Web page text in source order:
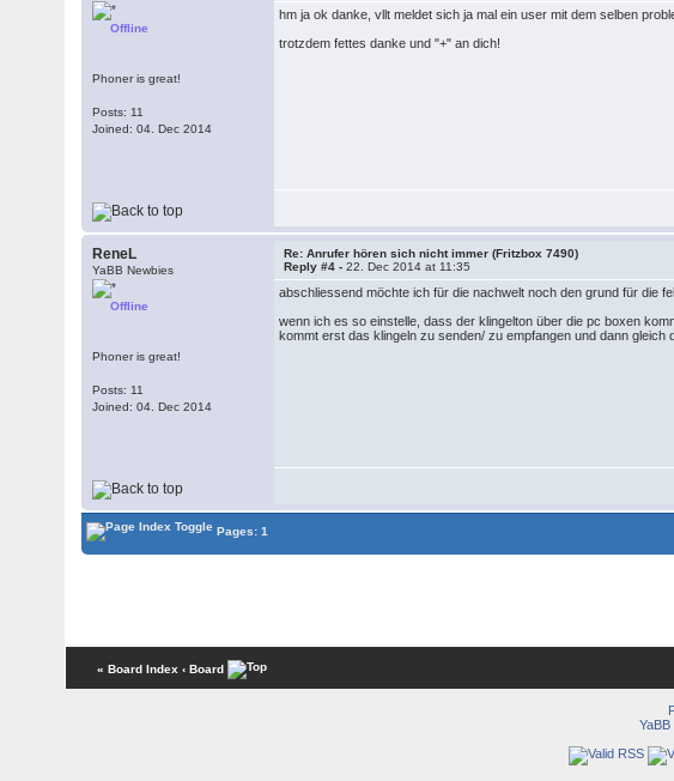
Offline
Phoner is great!
Posts: 11
Joined: 04. Dec 2014
hm ja ok danke, vllt meldet sich ja mal ein user mit dem selben
trotzdem fettes danke und "+" an dich!
ReneL
YaBB Newbies
Offline
Phoner is great!
Posts: 11
Joined: 04. Dec 2014
Re: Anrufer hören sich nicht immer (Fritzbox 7490)
Reply #4 -22. Dec 2014 at 11:35
abschliessend möchte ich für die nachwelt noch den grund für die
wenn ich es so einstelle, dass der klingelton über die pc boxen
kommt erst das klingeln zu senden/ zu empfangen und dann
Pages: 1
« Board Index ‹ Board